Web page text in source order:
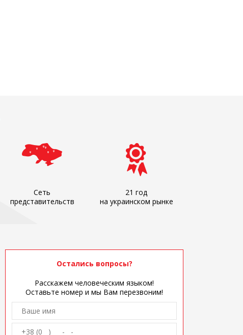
Сеть
представительств
21 год
на украинском рынке
Остались вопросы?
Расскажем человеческим языком!
Оставьте номер и мы Вам перезвоним!